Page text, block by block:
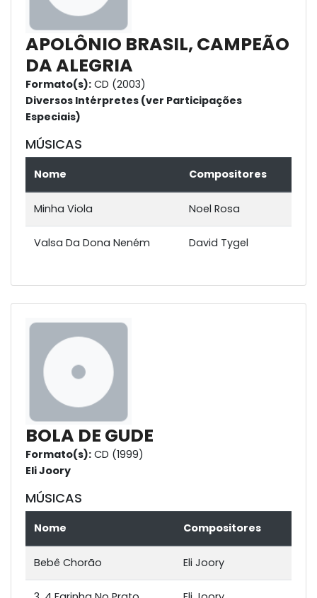
APOLÔNIO BRASIL, CAMPEÃO
DA ALEGRIA
Formato(s): CD (2003)
Diversos Intérpretes (ver Participações
Especiais)
MÚSICAS
Nome Compositores
Minha Viola Noel Rosa
Valsa Da Dona Neném David Tygel
BOLA DE GUDE
Formato(s): CD (1999)
Eli Joory
MÚSICAS
Nome Compositores
Bebê Chorão Eli Joory